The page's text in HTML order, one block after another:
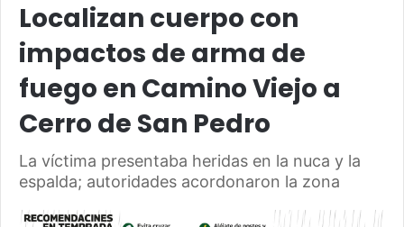
Localizan cuerpo con
impactos de arma de
fuego en Camino Viejo a
Cerro de San Pedro
La víctima presentaba heridas en la nuca y la
espalda; autoridades acordonaron la zona